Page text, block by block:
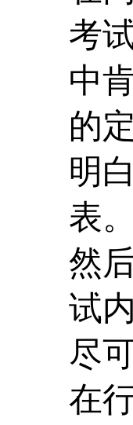
考
中
的
明
表。
然
试
尽
在